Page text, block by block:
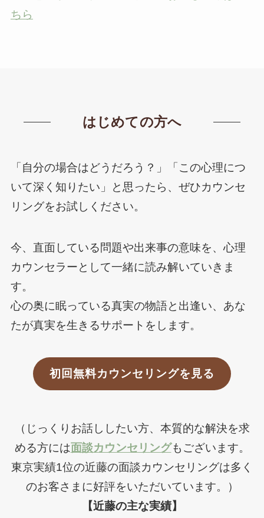
ちら
はじめての方へ
「自分の場合はどうだろう？」「この心理につ
いて深く知りたい」と思ったら、ぜひカウンセ
リングをお試しください。
今、直面している問題や出来事の意味を、心理
カウンセラーとして一緒に読み解いていきま
す。
心の奥に眠っている真実の物語と出逢い、あな
たが真実を生きるサポートをします。
初回無料カウンセリングを見る
（じっくりお話ししたい方、本質的な解決を求
める方には面談カウンセリングもございます。
東京実績1位の近藤の面談カウンセリングは多く
のお客さまに好評をいただいています。）
【近藤の主な実績】